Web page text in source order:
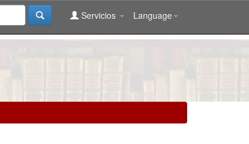
Language
Servicios